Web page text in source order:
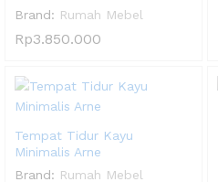
Brand: Rumah Mebel
Rp3.850.000
Tempat Tidur Kayu
Minimalis Arne
Brand: Rumah Mebel